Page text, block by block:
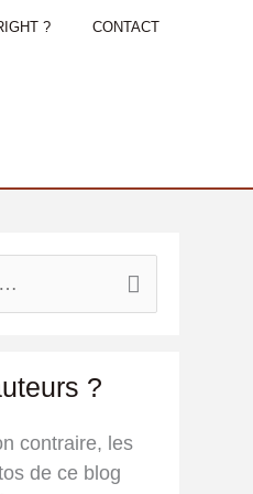
? CONTACT
?
contraire, les
de ce blog